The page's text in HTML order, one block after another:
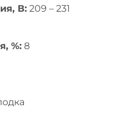
В: 209 – 231
%: 8